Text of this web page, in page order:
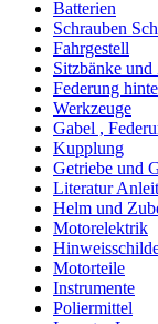
Batterien
Schrauben
Fahrgestell
Sitzbänke und
Federung
Werkzeuge
Gabel ,
Kupplung
Getriebe und
Literatur
Helm und
Motorelektrik
Motorteile
Instrumente
Poliermittel